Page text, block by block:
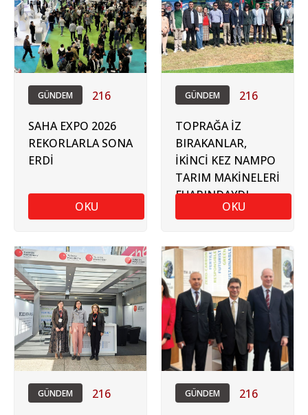
GÜNDEM 216
SAHA EXPO 2026
REKORLARLA SONA
ERDİ
OKU
GÜNDEM 216
TOPRAĞA İZ
BIRAKANLAR,
İKİNCİ KEZ NAMPO
TARIM MAKİNELERİ
FUARINDAYDI
OKU
GÜNDEM 216 GÜNDEM 216